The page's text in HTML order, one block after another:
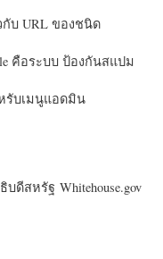
บ URL ของชนิด
คือระบบ ป้องกันสแปม
รับเมนูแอดมิน
ดีสหรัฐ Whitehouse.gov